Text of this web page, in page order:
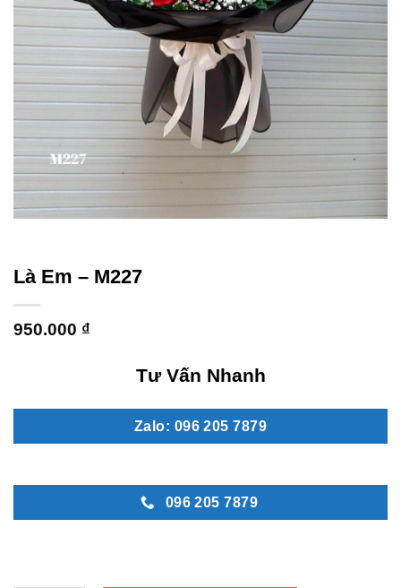
Là Em – M227
950.000 ₫
Tư Vấn Nhanh
Zalo: 096 205 7879
096 205 7879